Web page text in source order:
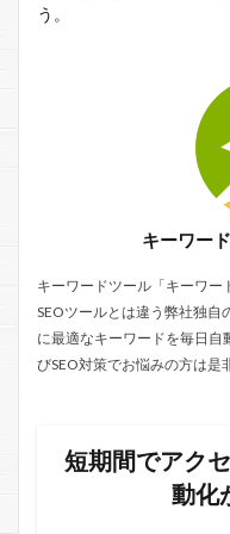
う。
キーワー
キーワードツール「キーワ
SEOツールとは違う弊社独自
に最適なキーワードを毎日自
びSEO対策でお悩みの方は是
短期間でアク
動化